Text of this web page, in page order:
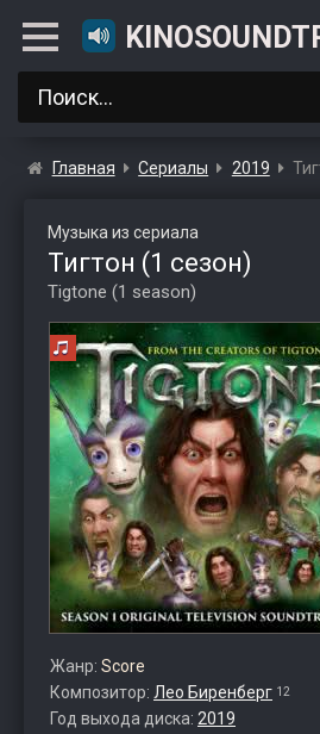
Главная Сериалы 2019
Музыка из сериала
Тигтон (1 сезон)
Tigtone (1 season)
Жанр: Score
Композитор: Лео Биренберг 12
Год выхода диска: 2019